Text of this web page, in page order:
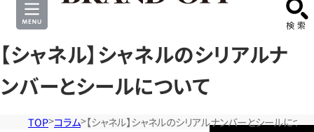
【シャネル】シャネルのシリアルナ
ンバーとシールについて
TOP コラム 【シャネル】シャネルのシリアルナンバーとシールについ